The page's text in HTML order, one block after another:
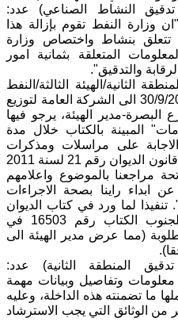
تدقيق النشاط الصناعي) عدد:
11/28/2/947 بتاريخ 29/7/2018 "ان وزارة النفط تقوم بإزالة هذا
تتعلق بنشاط واختصاص وزارة
المتعلقة بثمانية امور
والتدقيق".
الثانية/الهيئة الثالثة/النفط
الاولى) كتابه المرقم 339 في 30/9/2018 الى الشركة العامة لتوزيع
البصرة-مدير الهيئة، يرجو فيها
المبينة بالكتاب خلال مدة
على مراسلات ومذكرات
الديوان يعتبر مخالفة مالية حسب قانون الديوان رقم 21 لسنة 2011
مراجعنا بالموضوع واعلامهم
عن ابداء راينا بصحة الاجراءات
لما ورد في كتاب الديوان
اعلاه ارسل مدير هيئة توزيع الجنوب الكتاب رقم 16503 في
المطلوبة (مما عرض مدير الهيئة الى
المنطقة الثانية) عدد:
ن/14/28/2/14913 في 3/7/2019 معلومات وتفاصيل وبيانات مهمة
ما تضمنته هذه الداخلة، وعليه
من الوثائق التي يجب الاسترشاد